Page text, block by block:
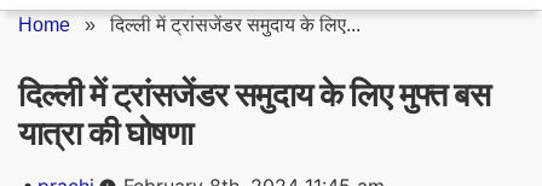
Home »दिल्ली में ट्रांसजेंडर समुदाय के लिए...
दिल्ली में ट्रांसजेंडर समुदाय के लिए मुफ्त बस
यात्रा की घोषणा
Posted